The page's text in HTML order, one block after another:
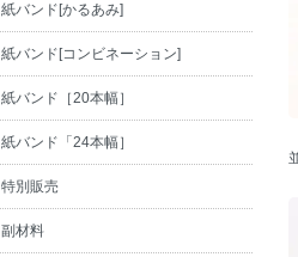
紙バンド[かるあみ]
紙バンド[コンビネーション]
紙バンド［20本幅］
紙バンド「24本幅］
特別販売
副材料